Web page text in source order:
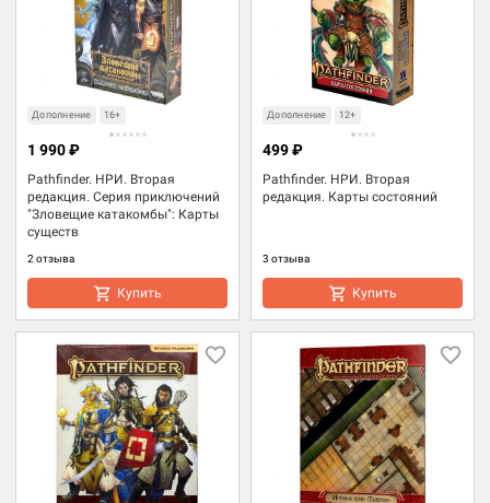
Дополнение 16+
Pathfinder. НРИ. Вторая
редакция. Серия приключений
"Зловещие катакомбы": Карты
существ
2 отзыва
1 990 ₽
Купить
Дополнение 12+
Pathfinder. НРИ. Вторая
редакция. Карты состояний
3 отзыва
499 ₽
Купить